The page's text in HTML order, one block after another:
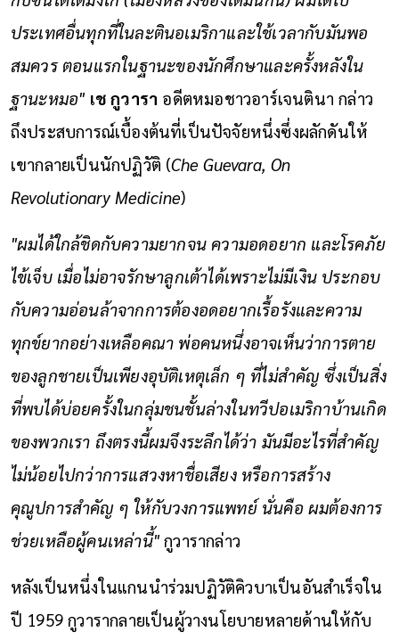
ประเทศอื่นทุกที่ในละตินอเมริกาและใช้เวลากับมันพอ
สมควร ตอนแรกในฐานะของนักศึกษาและครั้งหลังใน
ฐานะหมอ" เช กูวารา อดีตหมอชาวอาร์เจนตินา กล่าว
ถึงประสบการณ์เบื้องต้นที่เป็นปัจจัยหนึ่งซึ่งผลักดันให้
เขากลายเป็นนักปฏิวัติ (Che Guevara, On
Revolutionary Medicine)
"ผมได้ใกล้ชิดกับความยากจน ความอดอยาก และโรคภัย
ไข้เจ็บ เมื่อไม่อาจรักษาลูกเต้าได้เพราะไม่มีเงิน ประกอบ
กับความอ่อนล้าจากการต้องอดอยากเรื้อรังและความ
ทุกข์ยากอย่างเหลือคณา พ่อคนหนึ่งอาจเห็นว่าการตาย
ของลูกชายเป็นเพียงอุบัติเหตุเล็ก ๆ ที่ไม่สำคัญ ซึ่งเป็นสิ่ง
ที่พบได้บ่อยครั้งในกลุ่มชนชั้นล่างในทวีปอเมริกาบ้านเกิด
ของพวกเรา ถึงตรงนี้ผมจึงระลึกได้ว่า มันมีอะไรที่สำคัญ
ไม่น้อยไปกว่าการแสวงหาชื่อเสียง หรือการสร้าง
คุณูปการสำคัญ ๆ ให้กับวงการแพทย์ นั่นคือ ผมต้องการ
ช่วยเหลือผู้คนเหล่านี้" กูวารากล่าว
หลังเป็นหนึ่งในแกนนำร่วมปฏิวัติคิวบาเป็นอันสำเร็จใน
ปี 1959 กูวารากลายเป็นผู้วางนโยบายหลายด้านให้กับ